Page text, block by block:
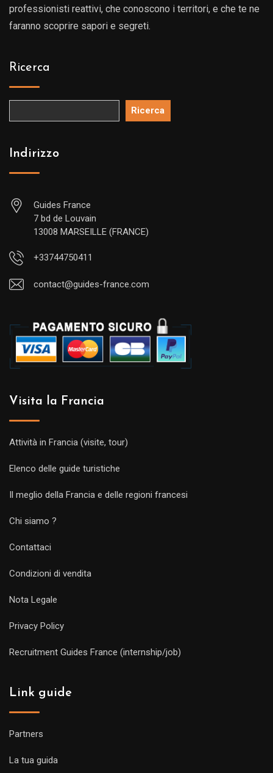
professionisti reattivi, che conoscono i territori, e che te ne
faranno scoprire sapori e segreti.
Ricerca
Ricerca
Indirizzo
Guides France
7 bd de Louvain
13008 MARSEILLE (FRANCE)
+33744750411
contact@guides-france.com
Visita la Francia
Attività in Francia (visite, tour)
Elenco delle guide turistiche
Il meglio della Francia e delle regioni francesi
Chi siamo ?
Contattaci
Condizioni di vendita
Nota Legale
Privacy Policy
Recruitment Guides France (internship/job)
Link guide
Partners
La tua guida